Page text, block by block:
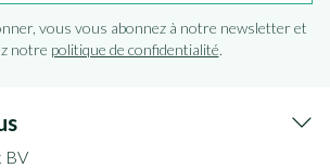
vous vous abonnez à notre newsletter et
notre politique de confidentialité.
BV